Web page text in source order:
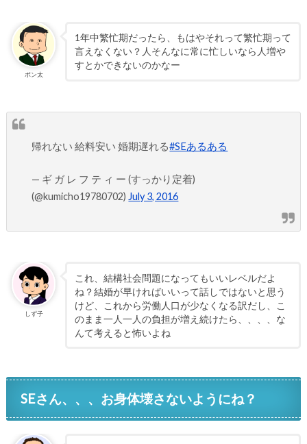
ポン太
1年中繁忙期だったら、もはやそれって繁忙期って
言えなくない？人そんなに常に忙しいなら人増や
すとかできないのかなー
帰れない 給料安い 婚期遅れる#SEあるある
— ギ ガ レ フ テ ィ ー (すっかり定着)
(@kumicho19780702) July 3, 2016
しず子
これ、結構社会問題になってもいいレベルだよ
ね？結婚が早ければいいって話しではないと思う
けど、これから労働人口が少なくなる訳だし、こ
のまま一人一人の負担が増え続けたら、、、、な
んて考えると怖いよね
SEさん、、、お身体壊さないようにね？